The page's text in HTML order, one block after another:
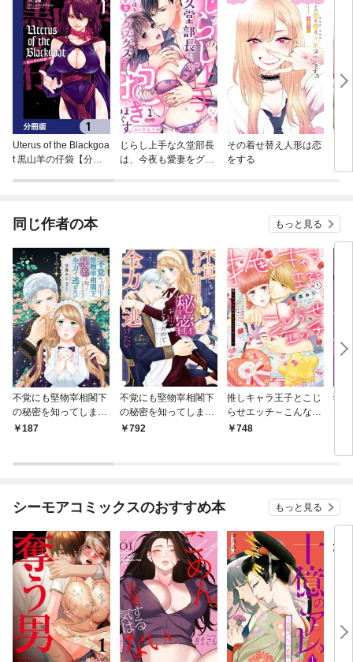
Uterus of the Blackgoa
t 黒山羊の仔袋【分冊
じらし上手な久堂部長
は、今夜も愛妻をグズ
その着せ替え人形は恋
をする
っ
同じ作者の本 もっと見る
不覚にも堅物宰相閣下
の秘密を知ってしまっ
たので全力で逃げたい
187
不覚にも堅物宰相閣下
の秘密を知ってしまっ
たので全力で逃げたい
792
推しキャラ王子とこじ
らせエッチ～こんな溺
愛聞いてないっ！～
748
狂
た
シーモアコミックスのおすすめ本 もっと見る